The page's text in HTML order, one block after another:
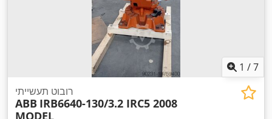
1 /7
רובוט תעשייתי
ABB IRB6640-130/3.2 IRC5 2008
MODEL